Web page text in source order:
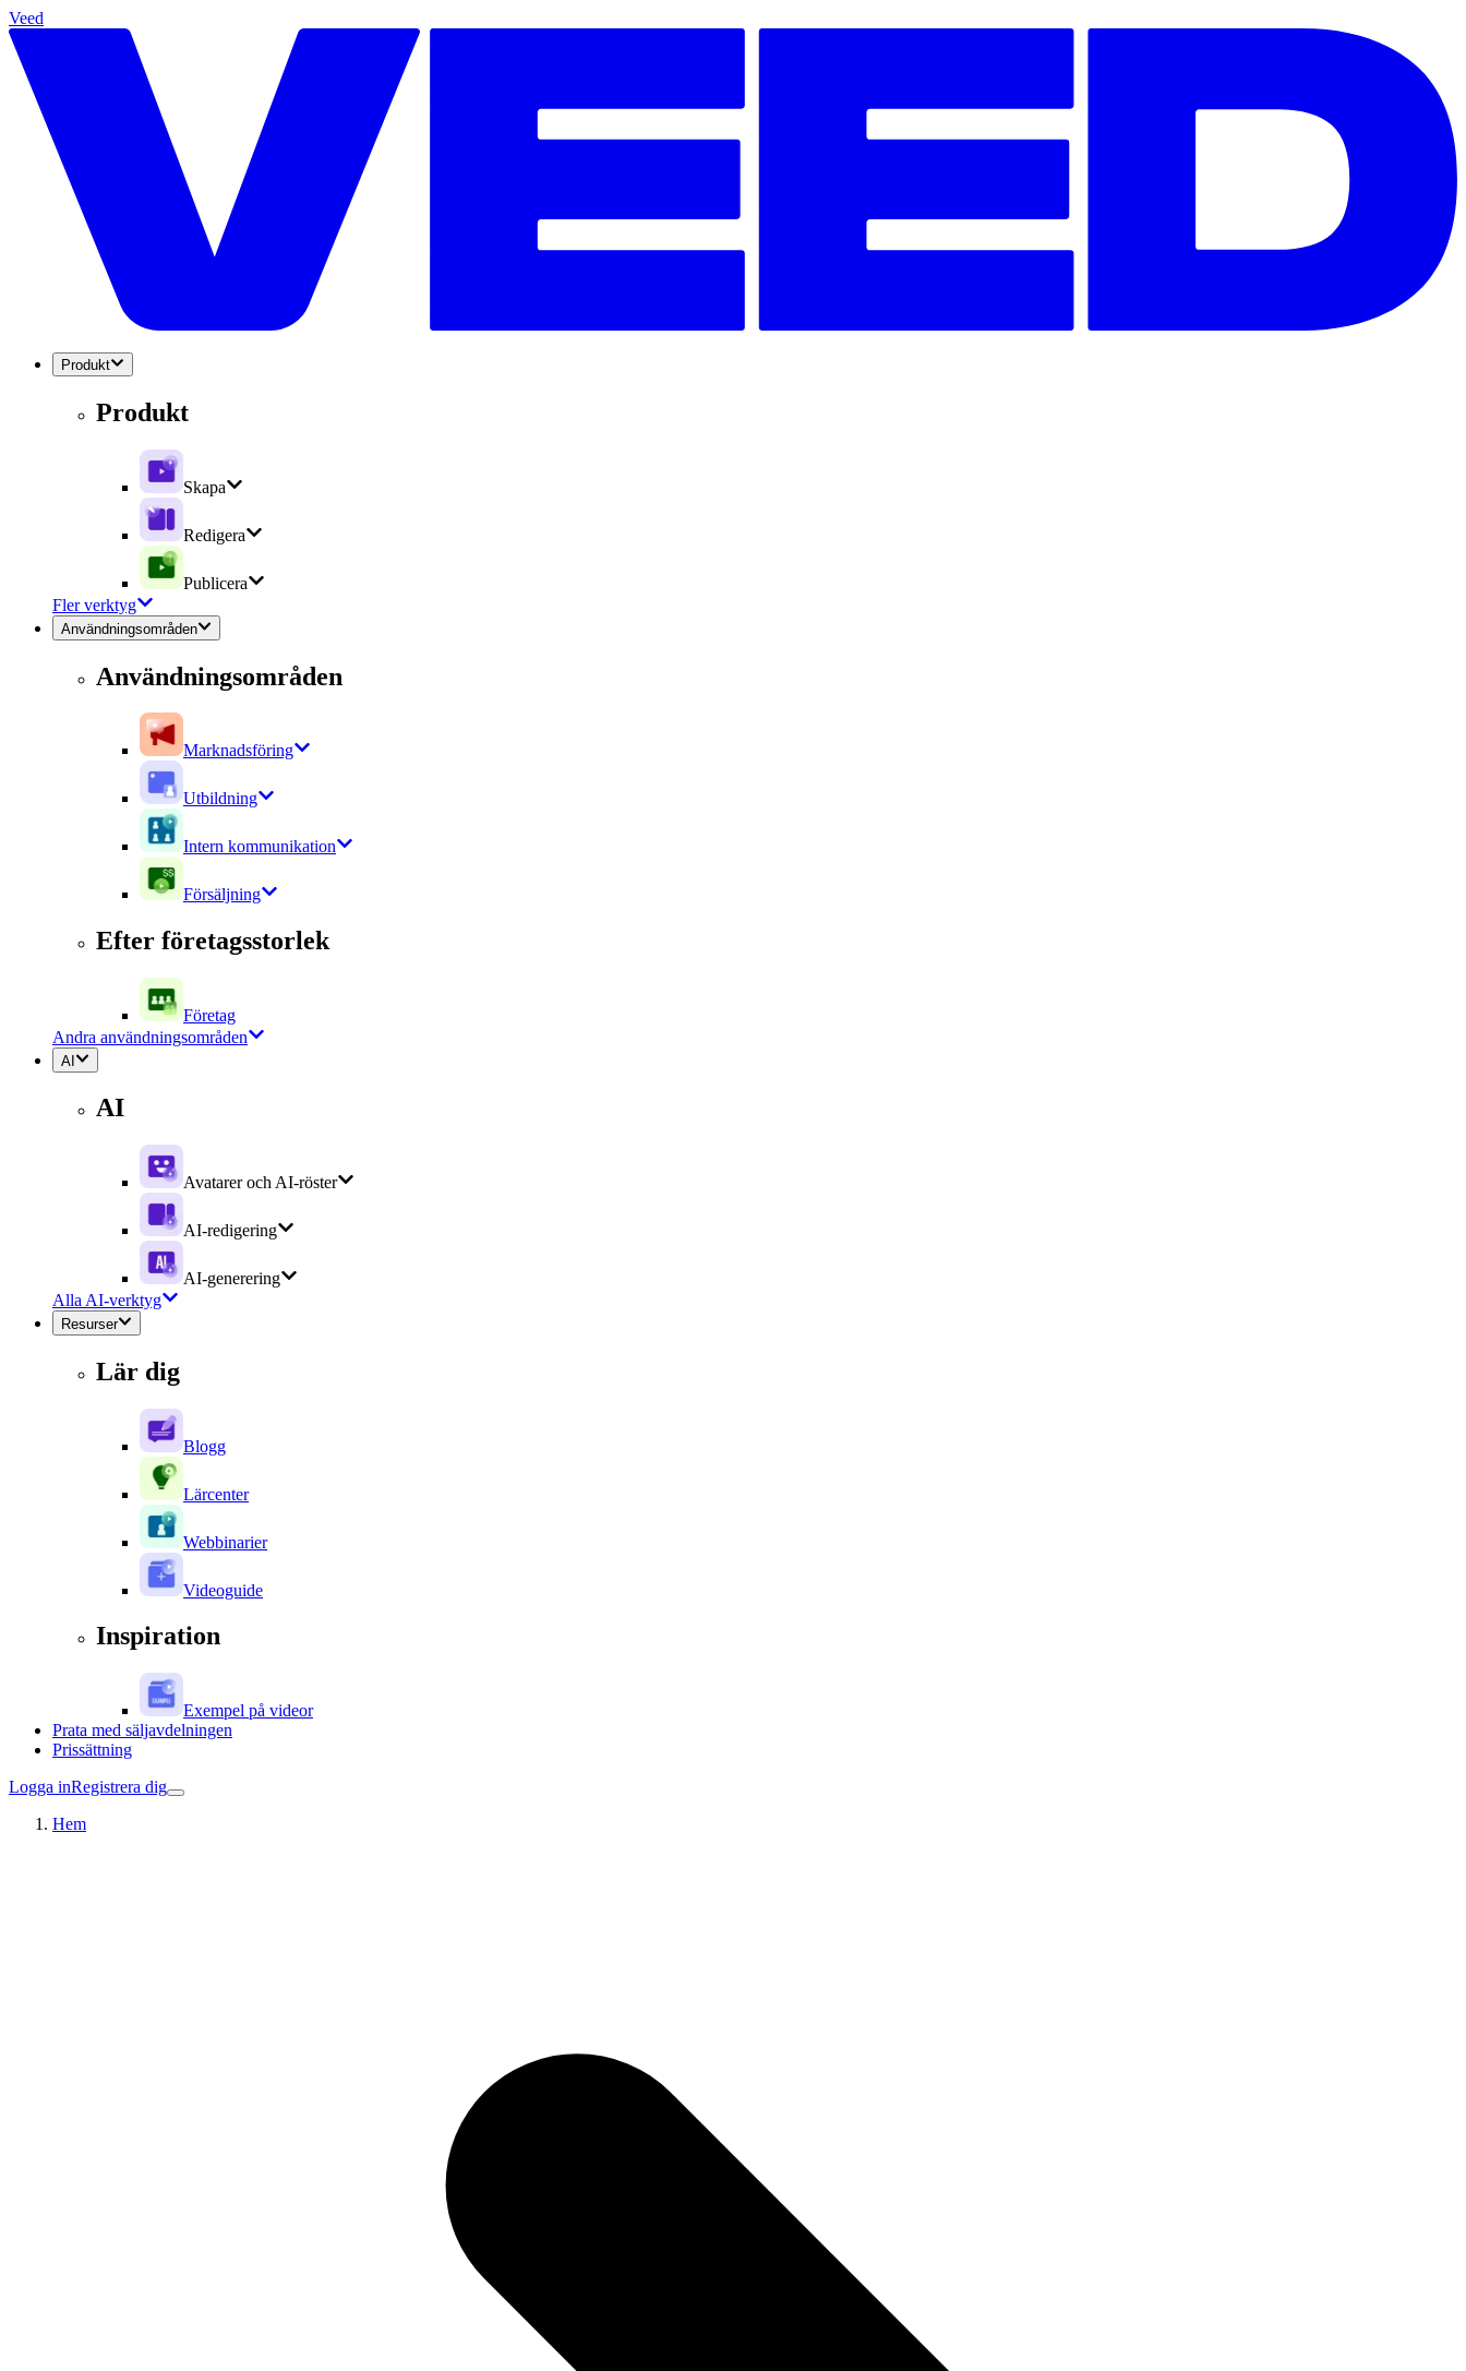
Veed
Produkt
Produkt
Skapa
Redigera
Publicera
Fler verktyg
Användningsområden
Användningsområden
Marknadsföring
Utbildning
Intern kommunikation
Försäljning
Efter företagsstorlek
Företag
Andra användningsområden
AI
AI
Avatarer och AI-röster
AI-redigering
AI-generering
Alla AI-verktyg
Resurser
Lär dig
Blogg
Lärcenter
Webbinarier
Videoguide
Inspiration
Exempel på videor
Prata med säljavdelningen
Prissättning
Logga inRegistrera dig
Hem